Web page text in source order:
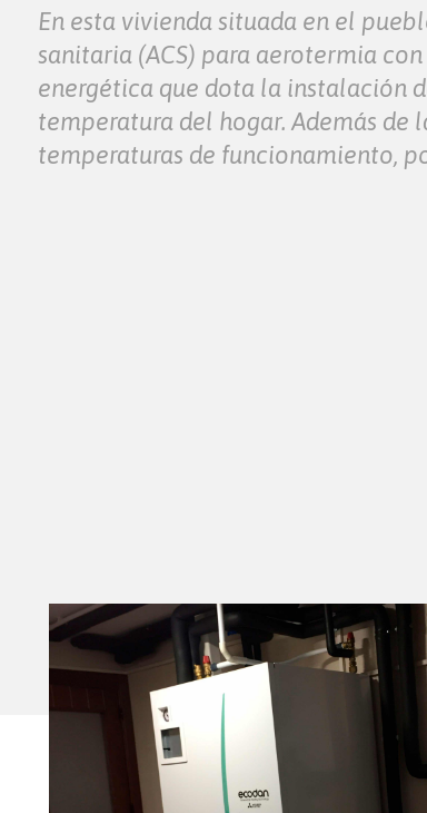
En esta vivienda situada en el
sanitaria (ACS) para aerotermia
energética que dota la instalación
temperatura del hogar. Además
temperaturas de funcionamiento,